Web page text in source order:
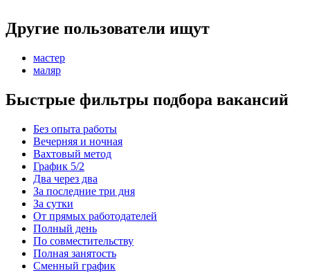
Другие пользователи ищут
мастер
маляр
Быстрые фильтры подбора вакансий
Без опыта работы
Вечерняя и ночная
Вахтовый метод
График 5/2
Два через два
За последние три дня
За сутки
От прямых работодателей
Полный день
По совместительству
Полная занятость
Сменный график